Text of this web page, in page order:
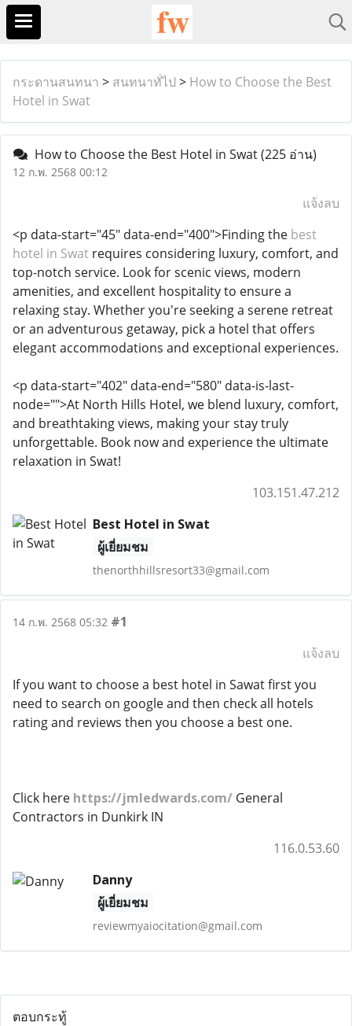
กระดานสนทนา > สนทนาทั่ไป > How to Choose the Best
Hotel in Swat
How to Choose the Best Hotel in Swat(225 อ่าน)
12 ก.พ. 2568 00:12
แจ้งลบ
<p data-start="45" data-end="400">Finding the best
hotel in Swat requires considering luxury, comfort, and
top-notch service. Look for scenic views, modern
amenities, and excellent hospitality to ensure a
relaxing stay. Whether you're seeking a serene retreat
or an adventurous getaway, pick a hotel that offers
elegant accommodations and exceptional experiences.
<p data-start="402" data-end="580" data-is-last-
node="">At North Hills Hotel, we blend luxury, comfort,
and breathtaking views, making your stay truly
unforgettable. Book now and experience the ultimate
relaxation in Swat!
103.151.47.212
Best Hotel in Swat
ผู้เยี่ยมชม
thenorthhillsresort33@gmail.com
14 ก.พ. 2568 05:32 #1
แจ้งลบ
If you want to choose a best hotel in Sawat first you
need to search on google and then check all hotels
rating and reviews then you choose a best one.
Click here https://jmledwards.com/ General
Contractors in Dunkirk IN
116.0.53.60
Danny
ผู้เยี่ยมชม
reviewmyaiocitation@gmail.com
ตอบกระทู้